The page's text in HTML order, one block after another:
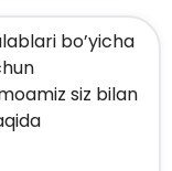
bo’yicha
siz bilan